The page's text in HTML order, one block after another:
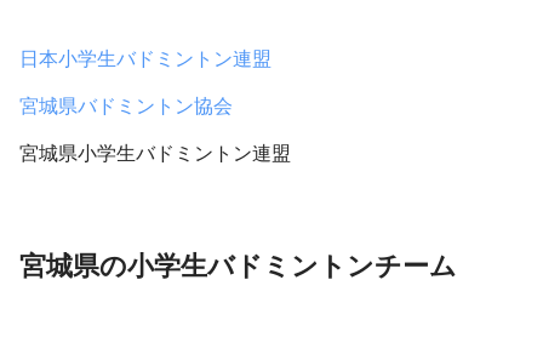
日本小学生バドミントン連盟
宮城県バドミントン協会
宮城県小学生バドミントン連盟
宮城県の小学生バドミントンチーム